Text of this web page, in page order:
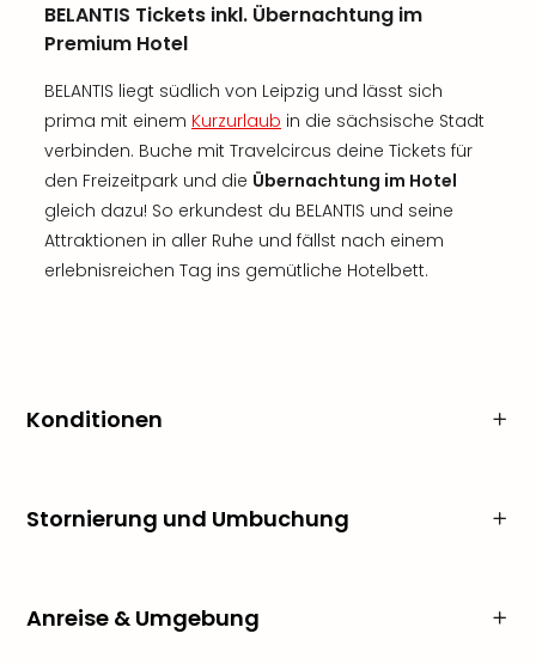
BELANTIS Tickets inkl. Übernachtung im
Premium Hotel
BELANTIS liegt südlich von Leipzig und lässt sich
prima mit einem Kurzurlaub in die sächsische Stadt
verbinden. Buche mit Travelcircus deine Tickets für
den Freizeitpark und die Übernachtung im Hotel
gleich dazu! So erkundest du BELANTIS und seine
Attraktionen in aller Ruhe und fällst nach einem
erlebnisreichen Tag ins gemütliche Hotelbett.
Konditionen
Stornierung und Umbuchung
Anreise & Umgebung